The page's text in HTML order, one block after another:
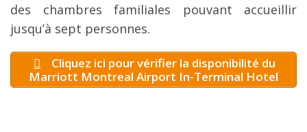
des chambres familiales pouvant accueillir
jusqu’à sept personnes.
Cliquez ici pour vérifier la disponibilité du
Marriott Montreal Airport In-Terminal Hotel